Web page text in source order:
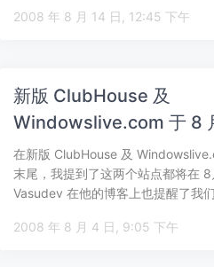
2008 年 8 月 14 日, 12:45 下午
新版 ClubHouse 及
Windowslive.com 于 8
在新版 ClubHouse 及
末尾，我提到了这两个站点都将在 8
Vasudev 在他的博客上也提醒了我
2008 年 8 月 4 日, 9:05 下午